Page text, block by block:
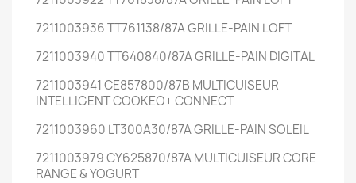
7211003936 TT761138/87A GRILLE-PAIN LOFT
7211003940 TT640840/87A GRILLE-PAIN DIGITAL
7211003941 CE857800/87B MULTICUISEUR
INTELLIGENT COOKEO+ CONNECT
7211003960 LT300A30/87A GRILLE-PAIN SOLEIL
7211003979 CY625870/87A MULTICUISEUR CORE
RANGE & YOGURT